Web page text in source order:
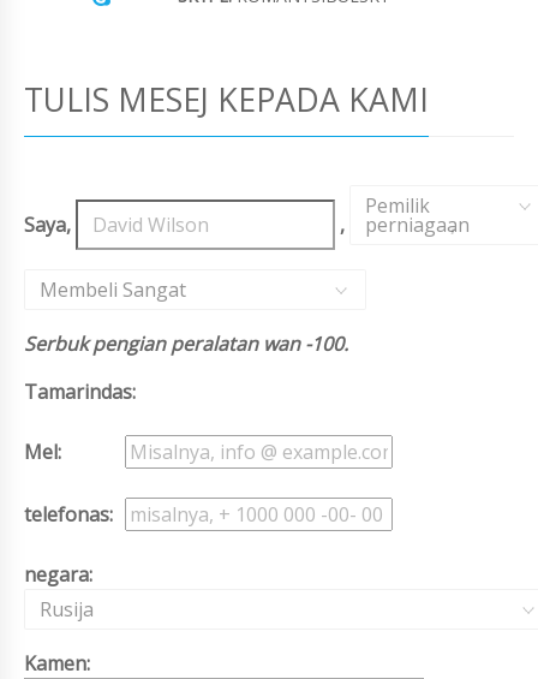
TULIS MESEJ KEPADA KAMI
Saya, ,
Pemilik
perniagaan
,
Membeli Sangat
Serbuk pengian peralatan wan -100.
Tamarindas:
Mel:
telefonas:
negara:
Rusija
Kamen: